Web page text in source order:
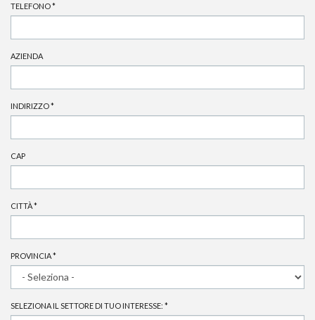
TELEFONO*
AZIENDA
INDIRIZZO*
CAP
CITTÀ*
PROVINCIA*
SELEZIONA IL SETTORE DI TUO INTERESSE: *